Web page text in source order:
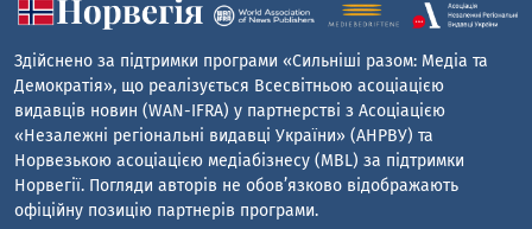
Здійснено за підтримки програми «Сильніші разом: Медіа та
Демократія», що реалізується Всесвітньою асоціацією
видавців новин (WAN-IFRA) у партнерстві з Асоціацією
«Незалежні регіональні видавці України» (АНРВУ) та
Норвезькою асоціацією медіабізнесу (MBL) за підтримки
Норвегії. Погляди авторів не обов’язково відображають
офіційну позицію партнерів програми.